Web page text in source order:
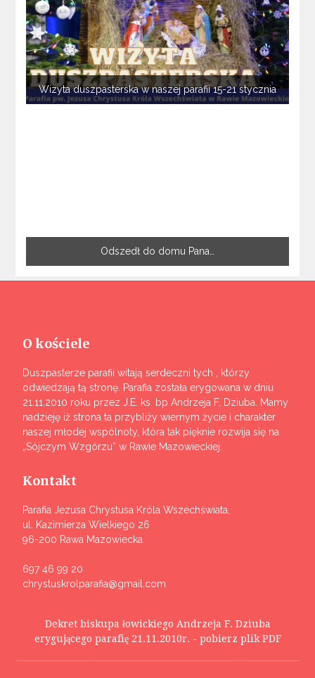
Wizyta duszpasterska w naszej parafii 15-21 stycznia
Odszedł do domu Pana…
O kościele
Duszpasterze parafii witają serdeczni tych , którzy
odwiedzają tą stronę. Parafia została erygowana w dniu
21.11.2010 roku przez J.E. ks. bp Andrzeja F. Dziuba. Mamy
nadzieję iż strona ta przybliży wiernym życie i charakter
naszej młodej wspólnoty, która tak pięknie rozwija się na
„Sójczym Wzgórzu” w Rawie Mazowieckiej.
Kontakt
Parafia Jezusa Chrystusa Króla Wszechświata,
ul. Kazimierza Wielkiego 26
96-200 Rawa Mazowiecka
697 46 99 20
chrystuskrolparafia@gmail.com
Dekret biskupa łowickiego Andrzeja F. Dziuba
erygującego parafię 21.11.2010r. - pobierz plik PDF